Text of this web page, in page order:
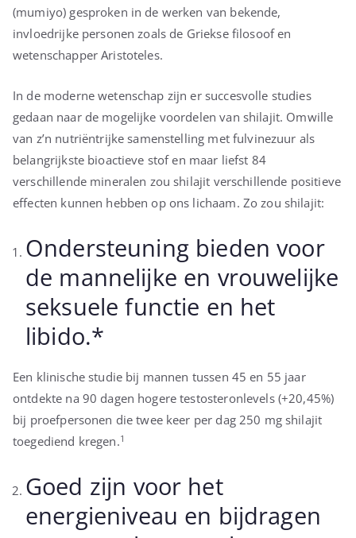
(mumiyo) gesproken in de werken van bekende,
invloedrijke personen zoals de Griekse filosoof en
wetenschapper Aristoteles.
In de moderne wetenschap zijn er succesvolle studies
gedaan naar de mogelijke voordelen van shilajit. Omwille
van z’n nutriëntrijke samenstelling met fulvinezuur als
belangrijkste bioactieve stof en maar liefst 84
verschillende mineralen zou shilajit verschillende positieve
effecten kunnen hebben op ons lichaam. Zo zou shilajit:
Ondersteuning bieden voor
de mannelijke en vrouwelijke
seksuele functie en het
libido.*
Een klinische studie bij mannen tussen 45 en 55 jaar
ontdekte na 90 dagen hogere testosteronlevels (+20,45%)
bij proefpersonen die twee keer per dag 250 mg shilajit
toegediend kregen.1
Goed zijn voor het
energieniveau en bijdragen